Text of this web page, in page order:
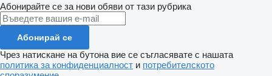
Абонирайте се за нови обяви от тази рубрика
Абонирай се
Чрез натискане на бутона вие се съгласявате с нашата
политика за конфиденциалност и потребителското